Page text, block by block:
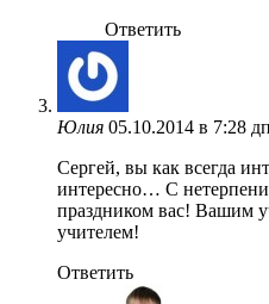
Ответить
Юлия 05.10.2014 в 7:28 дп
Сергей, вы как всегда
интересно… С
праздником вас! Вашим
учителем!
Ответить